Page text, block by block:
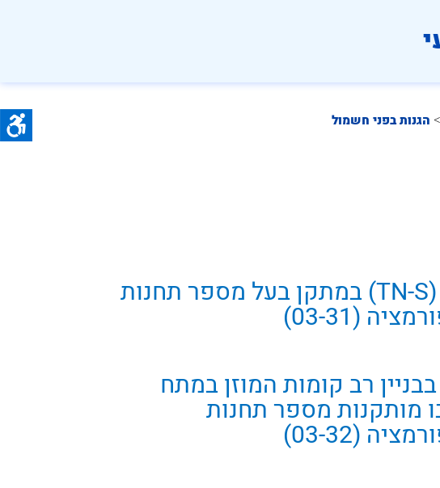
איפוס (TN-S) במתקן בעל מספר תחנות
(03-31)
רב קומות המוזן במתח
מותקנות מספר תחנות
(03-32)
> הגנות בפני חשמול